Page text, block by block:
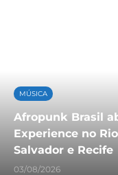
MÚSICA
Afropunk Brasil
Experience no
Salvador e Recife
03/08/2026